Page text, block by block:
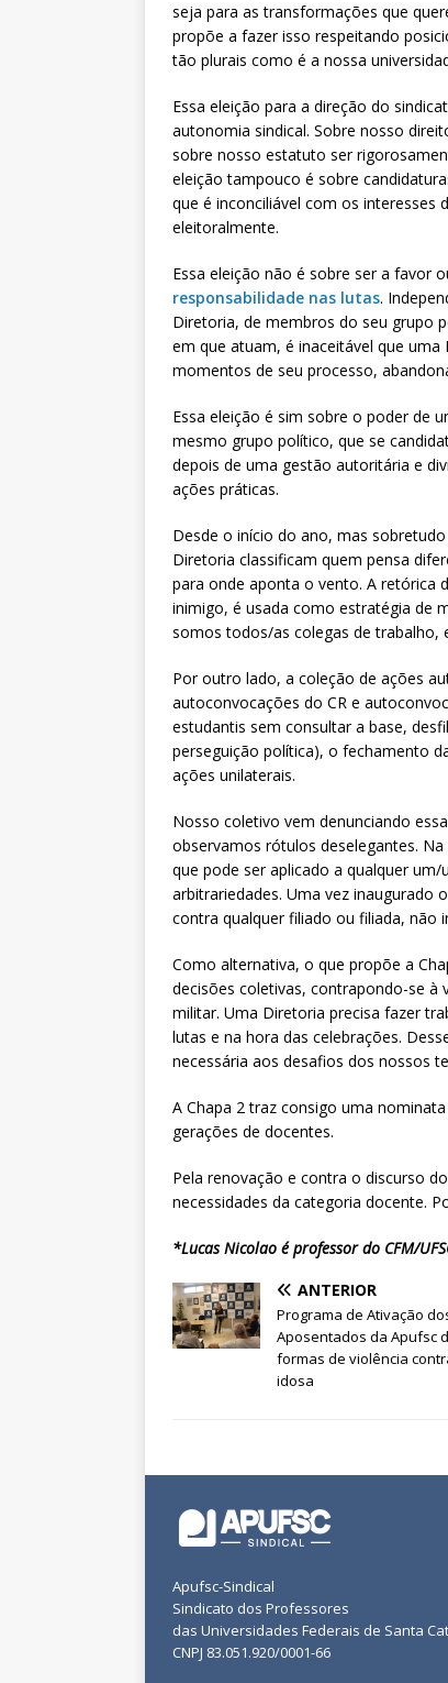
seja para as transformações que
propõe a fazer isso respeitando
tão plurais como é a nossa
Essa eleição para a direção do
autonomia sindical. Sobre nosso
sobre nosso estatuto ser
eleição tampouco é sobre
que é inconciliável com os interesses
eleitoralmente.
Essa eleição não é sobre ser a favor
responsabilidade nas lutas.
Diretoria, de membros do seu grupo
em que atuam, é inaceitável que
momentos de seu processo,
Essa eleição é sim sobre o poder de
mesmo grupo político, que se
depois de uma gestão autoritária e
ações práticas.
Desde o início do ano, mas
Diretoria classificam quem pensa
para onde aponta o vento. A retórica
inimigo, é usada como estratégia de
somos todos/as colegas de trabalho,
Por outro lado, a coleção de ações
autoconvocações do CR e
estudantis sem consultar a base,
perseguição política), o fechamento
ações unilaterais.
Nosso coletivo vem denunciando
observamos rótulos deselegantes.
que pode ser aplicado a qualquer
arbitrariedades. Uma vez inaugurado
contra qualquer filiado ou filiada, não
Como alternativa, o que propõe a
decisões coletivas, contrapondo-se à
militar. Uma Diretoria precisa fazer
lutas e na hora das celebrações.
necessária aos desafios dos nossos
A Chapa 2 traz consigo uma
gerações de docentes.
Pela renovação e contra o discurso
necessidades da categoria docente.
*Lucas Nicolao é professor do CFM/
ANTERIOR
Programa de Ativação
Aposentados da Apufsc
formas de violência
idosa
Apufsc-Sindical
Sindicato dos Professores
das Universidades Federais de Santa
CNPJ 83.051.920/0001-66